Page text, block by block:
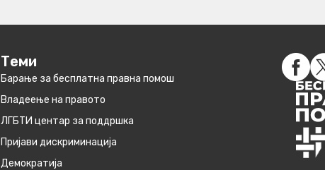
Теми
Барање за бесплатна правна помош
Владеење на правото
ЛГБТИ центар за поддршка
Пријави дискриминација
Демократија